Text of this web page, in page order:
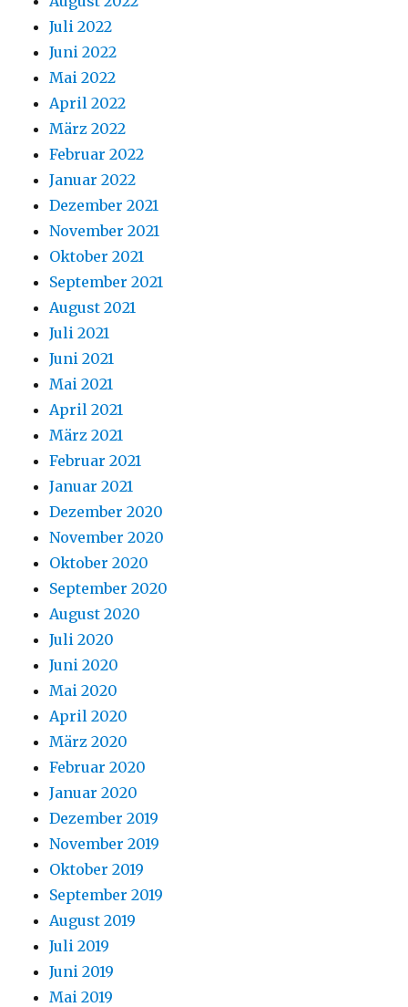
Juli 2022
Juni 2022
Mai 2022
April 2022
März 2022
Februar 2022
Januar 2022
Dezember 2021
November 2021
Oktober 2021
September 2021
August 2021
Juli 2021
Juni 2021
Mai 2021
April 2021
März 2021
Februar 2021
Januar 2021
Dezember 2020
November 2020
Oktober 2020
September 2020
August 2020
Juli 2020
Juni 2020
Mai 2020
April 2020
März 2020
Februar 2020
Januar 2020
Dezember 2019
November 2019
Oktober 2019
September 2019
August 2019
Juli 2019
Juni 2019
Mai 2019